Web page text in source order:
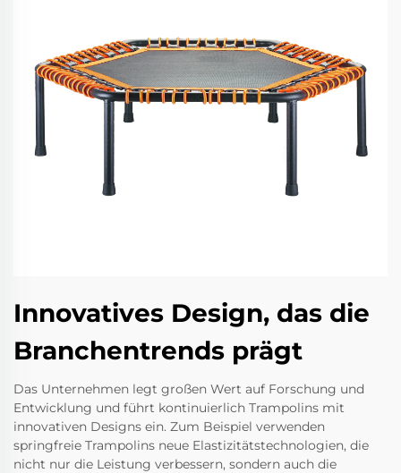
Innovatives Design, das die
Branchentrends prägt
Das Unternehmen legt großen Wert auf Forschung und
Entwicklung und führt kontinuierlich Trampolins mit
innovativen Designs ein. Zum Beispiel verwenden
springfreie Trampolins neue Elastizitätstechnologien, die
nicht nur die Leistung verbessern, sondern auch die